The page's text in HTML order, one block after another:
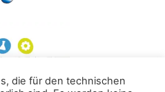
die für den technischen